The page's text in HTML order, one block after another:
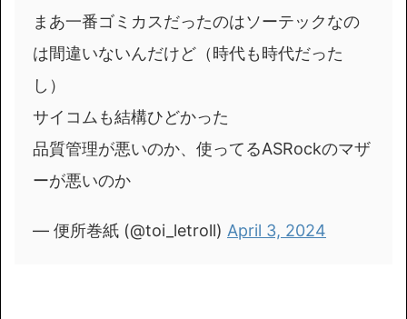
まあ一番ゴミカスだったのはソーテックなの
は間違いないんだけど（時代も時代だった
し）
サイコムも結構ひどかった
品質管理が悪いのか、使ってるASRockのマザ
ーが悪いのか
— 便所巻紙 (@toi_letroll) April 3, 2024